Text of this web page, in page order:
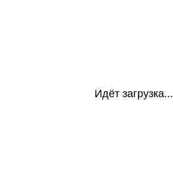
Идёт загрузка...